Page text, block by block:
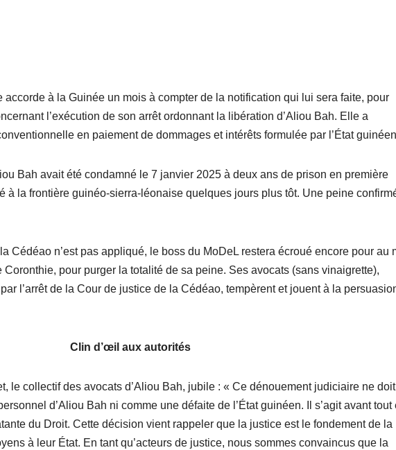
accorde à la Guinée un mois à compter de la notification qui lui sera faite, pour
l’exécution de son arrêt ordonnant la libération d’Aliou Bah. Elle a
en paiement de dommages et intérêts formulée par l’État
Bah avait été condamné le 7 janvier 2025 à deux ans de prison en première
à la frontière guinéo-sierra-léonaise quelques jours plus tôt. Une peine
Cédéao n’est pas appliqué, le boss du MoDeL restera écroué encore pour au
Coronthie, pour purger la totalité de sa peine. Ses avocats (sans vinaigrette),
l’arrêt de la Cour de justice de la Cédéao, tempèrent et jouent à la
Clin d’œil aux autorités
le collectif des avocats d’Aliou Bah, jubile : « Ce dénouement judiciaire ne
d’Aliou Bah ni comme une défaite de l’État guinéen. Il s’agit avant tout
du Droit. Cette décision vient rappeler que la justice est le fondement de la
à leur État. En tant qu’acteurs de justice, nous sommes convaincus que la